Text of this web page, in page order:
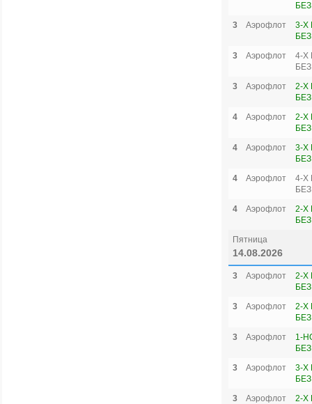
3
Аэрофлот
3-Х
3
Аэрофлот
4-Х
3
Аэрофлот
2-Х
4
Аэрофлот
2-Х
4
Аэрофлот
3-Х
4
Аэрофлот
4-Х
4
Аэрофлот
2-Х
Пятница
14.08.2026
3 Аэрофлот
2-Х
3
Аэрофлот
2-Х
3
Аэрофлот
1-
3
Аэрофлот
3-Х
3
Аэрофлот
2-Х